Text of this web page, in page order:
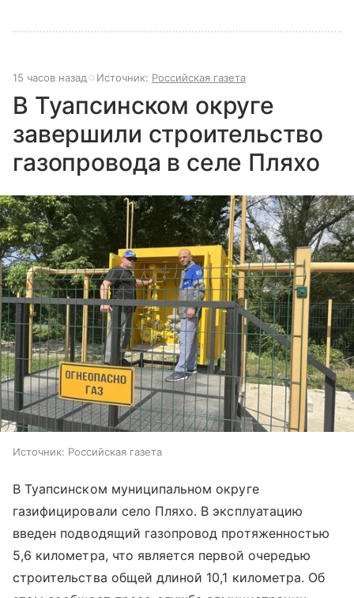
15 часов назад Источник: Российская газета
В Туапсинском округе
завершили строительство
газопровода в селе Пляхо
Источник: Российская газета
В Туапсинском муниципальном округе
газифицировали село Пляхо. В эксплуатацию
введен подводящий газопровод протяженностью
5,6 километра, что является первой очередью
строительства общей длиной 10,1 километра. Об